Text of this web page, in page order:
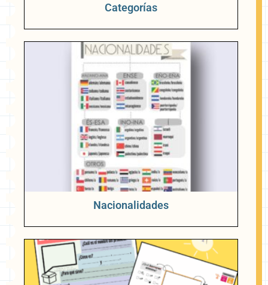
Categorías
Nacionalidades